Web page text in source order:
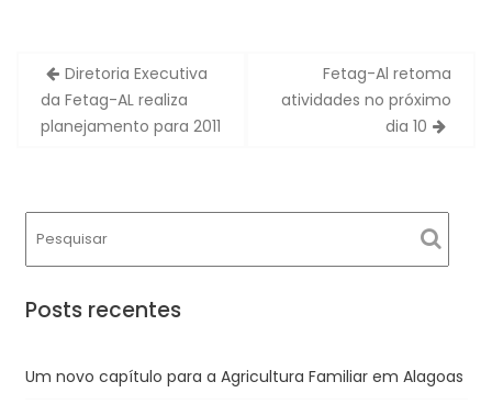
Navegação
de
Post
Diretoria Executiva
da Fetag-AL realiza
planejamento para 2011
Fetag-Al retoma
atividades no próximo
dia 10
Posts recentes
Um novo capítulo para a Agricultura Familiar em Alagoas